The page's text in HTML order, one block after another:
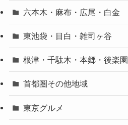
六本木・麻布・広尾・白金
東池袋・目白・雑司ヶ谷
根津・千駄木・本郷・後楽園
首都圏その他地域
東京グルメ